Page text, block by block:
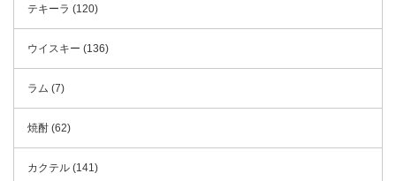
テキーラ (120)
ウイスキー (136)
ラム (7)
焼酎 (62)
カクテル (141)